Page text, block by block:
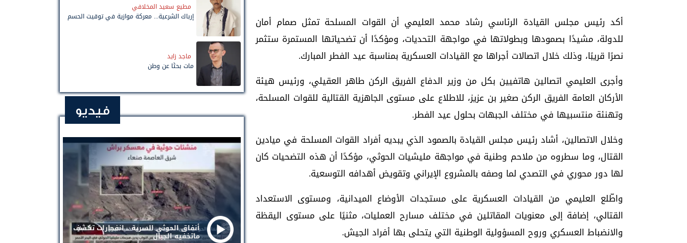
أكد رئيس مجلس القيادة الرئاسي رشاد محمد العليمي أن القوات المسلحة تمثل صمام أمان
للدولة، مشيدًا بصمودها وبطولاتها في مواجهة التحديات، ومؤكدًا أن تضحياتها المستمرة ستثمر
نصرًا قريبًا، وذلك خلال اتصالات أجراها مع القيادات العسكرية بمناسبة عيد الفطر المبارك.
وأجرى العليمي اتصالين هاتفيين بكل من وزير الدفاع الفريق الركن طاهر العقيلي، ورئيس هيئة
الأركان العامة الفريق الركن صغير بن عزيز، للاطلاع على مستوى الجاهزية القتالية للقوات المسلحة،
وتهنئة منتسبيها في مختلف الجبهات بحلول عيد الفطر.
وخلال الاتصالين، أشاد رئيس مجلس القيادة بالصمود الذي يبديه أفراد القوات المسلحة في ميادين
القتال، وما سطروه من ملاحم وطنية في مواجهة مليشيات الحوثي، مؤكدًا أن هذه التضحيات كان
لها دور محوري في التصدي لما وصفه بالمشروع الإيراني وتقويض أهدافه التوسعية.
واطّلع العليمي من القيادات العسكرية على مستجدات الأوضاع الميدانية، ومستوى الاستعداد
القتالي، إضافة إلى معنويات المقاتلين في مختلف مسارح العمليات، مثنيًا على مستوى اليقظة
والانضباط العسكري وروح المسؤولية الوطنية التي يتحلى بها أفراد الجيش.
مطيع سعيد المخلافي
إرباك الشرعية... معركة موازية في توقيت الحسم
ماجد زايد
مات بحثًا عن وطن
فيديو
أنفاق الحوثي السرية .. انفجارات تكشف
ماتخفيه الجبال